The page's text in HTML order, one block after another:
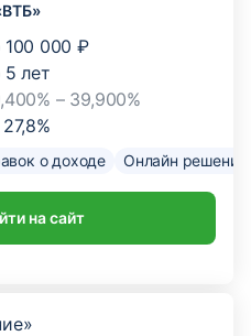
100 000 ₽
5 лет
– 39,900%
27,8%
о доходе Онлайн решение
на сайт